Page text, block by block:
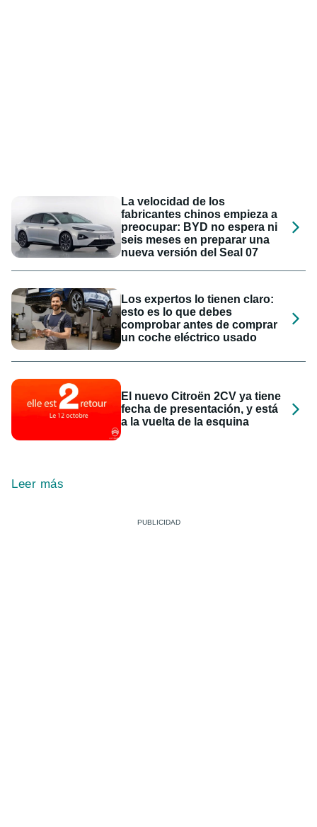
La velocidad de los
fabricantes chinos empieza a
preocupar: BYD no espera ni
seis meses en preparar una
nueva versión del Seal 07
Los expertos lo tienen claro:
esto es lo que debes
comprobar antes de comprar
un coche eléctrico usado
El nuevo Citroën 2CV ya tiene
fecha de presentación, y está
a la vuelta de la esquina
Leer más